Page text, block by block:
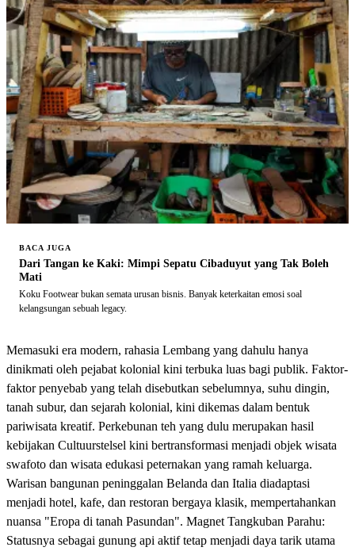
BACA JUGA
Dari Tangan ke Kaki: Mimpi Sepatu Cibaduyut yang Tak Boleh
Mati
Koku Footwear bukan semata urusan bisnis. Banyak keterkaitan emosi soal
kelangsungan sebuah legacy.
Memasuki era modern, rahasia Lembang yang dahulu hanya
dinikmati oleh pejabat kolonial kini terbuka luas bagi publik. Faktor-
faktor penyebab yang telah disebutkan sebelumnya, suhu dingin,
tanah subur, dan sejarah kolonial, kini dikemas dalam bentuk
pariwisata kreatif. Perkebunan teh yang dulu merupakan hasil
kebijakan Cultuurstelsel kini bertransformasi menjadi objek wisata
swafoto dan wisata edukasi peternakan yang ramah keluarga.
Warisan bangunan peninggalan Belanda dan Italia diadaptasi
menjadi hotel, kafe, dan restoran bergaya klasik, mempertahankan
nuansa "Eropa di tanah Pasundan". Magnet Tangkuban Parahu:
Statusnya sebagai gunung api aktif tetap menjadi daya tarik utama